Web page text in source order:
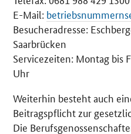
E-Mail:
Besucheradresse:
Saarbrücken
Servicezeiten: Montag bis
Uhr
Weiterhin besteht auch
Beitragspflicht zur
Die